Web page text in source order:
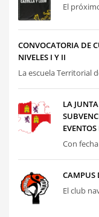
El
CONVOCATORIA DE
NIVELES I Y II
La escuela Territorial
LA
Con
CAMPUS
El club